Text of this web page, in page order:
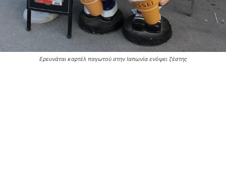
Ερευνάται καρτέλ παγωτού στην Ιαπωνία ενόψει ζέστης